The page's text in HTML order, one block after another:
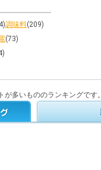
調味料(209)
(73)
多いもののランキングです。